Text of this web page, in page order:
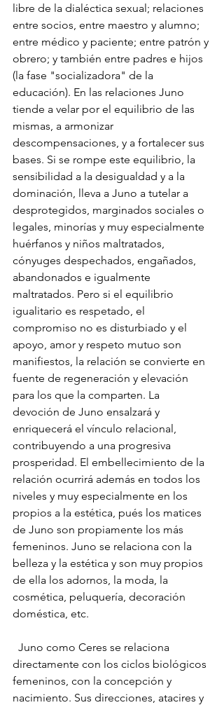
libre de la dialéctica sexual; relaciones
entre socios, entre maestro y alumno;
entre médico y paciente; entre patrón y
obrero; y también entre padres e hijos
(la fase "socializadora" de la
educación). En las relaciones Juno
tiende a velar por el equilibrio de las
mismas, a armonizar
descompensaciones, y a fortalecer sus
bases. Si se rompe este equilibrio, la
sensibilidad a la desigualdad y a la
dominación, lleva a Juno a tutelar a
desprotegidos, marginados sociales o
legales, minorías y muy especialmente
huérfanos y niños maltratados,
cónyuges despechados, engañados,
abandonados e igualmente
maltratados. Pero si el equilibrio
igualitario es respetado, el
compromiso no es disturbiado y el
apoyo, amor y respeto mutuo son
manifiestos, la relación se convierte en
fuente de regeneración y elevación
para los que la comparten. La
devoción de Juno ensalzará y
enriquecerá el vínculo relacional,
contribuyendo a una progresiva
prosperidad. El embellecimiento de la
relación ocurrirá además en todos los
niveles y muy especialmente en los
propios a la estética, pués los matices
de Juno son propiamente los más
femeninos. Juno se relaciona con la
belleza y la estética y son muy propios
de ella los adornos, la moda, la
cosmética, peluquería, decoración
doméstica, etc.
directamente con los ciclos biológicos
femeninos, con la concepción y
nacimiento. Sus direcciones, atacires y